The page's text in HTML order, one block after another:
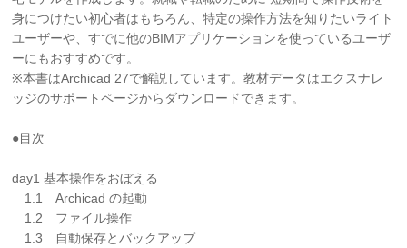
身につけたい初心者はもちろん、特定の操作方法を知りたいライト
ユーザーや、すでに他のBIMアプリケーションを使っているユーザ
ーにもおすすめです。
※本書はArchicad 27で解説しています。教材データはエクスナレ
ッジのサポートページからダウンロードできます。
●目次
day1 基本操作をおぼえる
1.1 Archicad の起動
1.2 ファイル操作
1.3 自動保存とバックアップ